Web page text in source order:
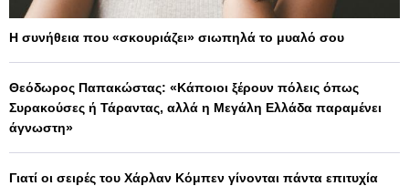
Η συνήθεια που «σκουριάζει» σιωπηλά το μυαλό σου
Θεόδωρος Παπακώστας: «Κάποιοι ξέρουν πόλεις όπως
Συρακούσες ή Τάραντας, αλλά η Μεγάλη Ελλάδα παραμένει
άγνωστη»
Γιατί οι σειρές του Χάρλαν Κόμπεν γίνονται πάντα επιτυχία